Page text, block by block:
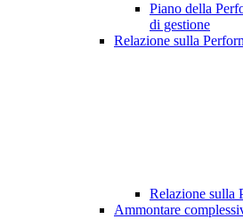
Piano della
di gestione
Relazione sulla
Relazione sulla
Ammontare